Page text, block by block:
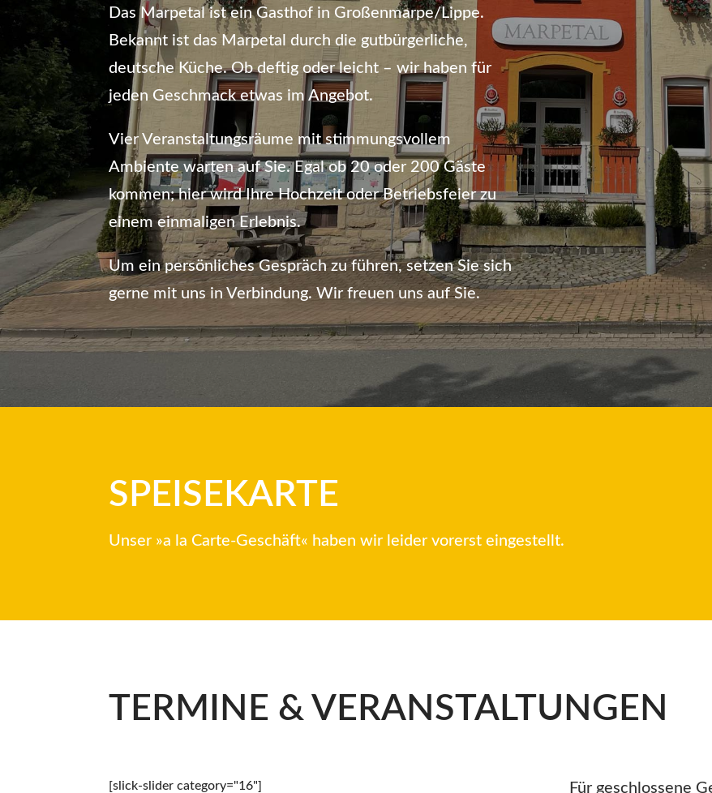
Das Marpetal ist ein Gasthof in Großenmarpe/Lippe.
Bekannt ist das Marpetal durch die gutbürgerliche,
deutsche Küche. Ob deftig oder leicht – wir haben für
jeden Geschmack etwas im Angebot.
Vier Veranstaltungsräume mit stimmungsvollem
Ambiente warten auf Sie. Egal ob 20 oder 200 Gäste
kommen; hier wird Ihre Hochzeit oder Betriebsfeier zu
einem einmaligen Erlebnis.
Um ein persönliches Gespräch zu führen, setzen Sie sich
gerne mit uns in Verbindung. Wir freuen uns auf Sie.
SPEISEKARTE
Unser »a la Carte-Geschäft« haben wir leider vorerst eingestellt.
TERMINE & VERANSTALTUNGEN
[slick-slider category="16"]
Für geschlossene